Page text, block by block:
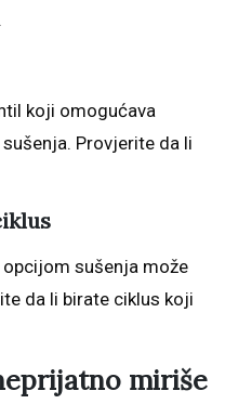
koji omogućava
Provjerite da li
sušenja može
da li birate ciklus koji
miriše